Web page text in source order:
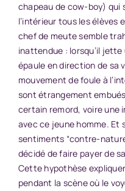
chapeau de cow-boy) qui
l’intérieur tous les élèves
chef de meute semble
inattendue : lorsqu’il
épaule en direction de sa
mouvement de foule à
sont étrangement
certain remord, voire une
avec ce jeune homme. Et
sentiments “contre-
décidé de faire payer de
Cette hypothèse
pendant la scène où le